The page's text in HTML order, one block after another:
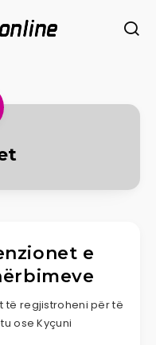
e
të regjistroheni për të
ose Kyçuni